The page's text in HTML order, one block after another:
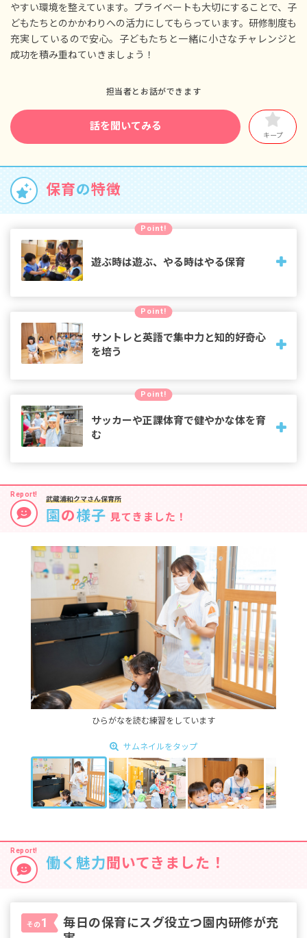
有給休暇（おもいっきり使うも良し、体調不良
等の緊急時に備え温存しておくのも良しです
が、取得しやすい雰囲気づくりを大切にしてい
ます）
やすい環境を整えています。プライベートも大切にすることで、子
どもたちとのかかわりへの活力にしてもらっています。研修制度も
充実しているので安心。子どもたちと一緒に小さなチャレンジと
成功を積み重ねていきましょう！
担当者とお話ができます
話を聞いてみる
キープ
保育の特徴
Point!
遊ぶ時は遊ぶ、やる時はやる保育
戸外遊びで発散する時間と教室内で学習や製作に取り組む時
間。お友達と協調する時間と、静かに集中する時間。適切な
声かけでメリハリある1日を過ごせるよう目指します。
Point!
サントレと英語で集中力と知的好奇心
を培う
3歳からは毎朝20〜30分間、瞑想や日本文学に親しむサント
レを行ないます。また歌ったり踊ったりしながら英語に触れ
る時間は、異文化に触れる刺激に溢れています。
Point!
サッカーや正課体育で健やかな体を育
む
時間を。サッカーや講師を招いてのマット運動や鉄棒といっ
た体操教室も、子ども達は遊び感覚で楽しんでいます。
武蔵浦和クマさん保育所
園 の様子 見てきました！
ひらがなを読む練習をしています
サムネイルをタップ
働く魅力 聞いてきました！
その1
毎日の保育にスグ役立つ園内研修が充